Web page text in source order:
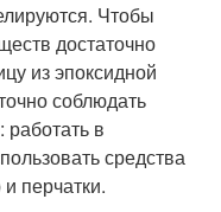
Чтобы
достаточно
из эпоксидной
соблюдать
в
средства
перчатки.